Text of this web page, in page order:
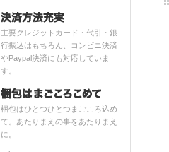
主要クレジットカード・代引・銀
行振込はもちろん、コンビニ決済
やPaypal決済にも対応していま
す。
梱包はひとつひとつまごころ込め
て。あたりまえの事をあたりまえ
に。